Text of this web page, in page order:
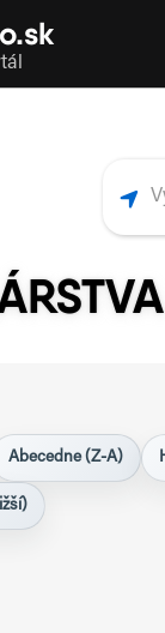
Abecedne (Z-A)